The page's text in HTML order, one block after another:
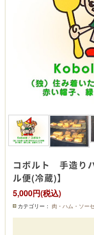
コボルト 手造り
ル便(冷蔵)】
5,000円(税込)
カテゴリー： 肉・ハム・ソー